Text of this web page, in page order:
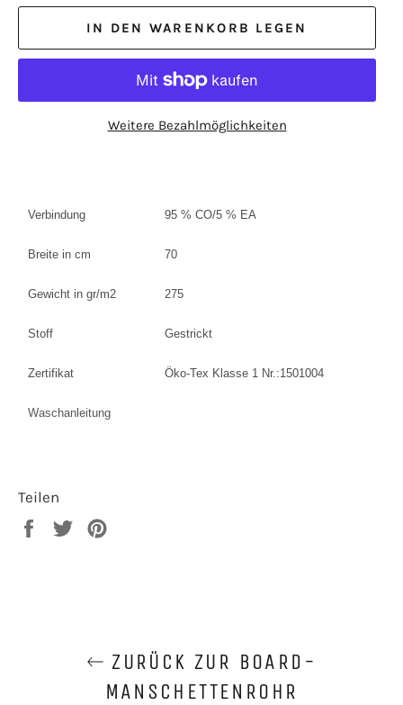
IN DEN WARENKORB LEGEN
Weitere Bezahlmöglichkeiten
Verbindung 95 % CO/5 % EA
Breite in cm 70
Gewicht in gr/m2 275
Stoff Gestrickt
Zertifikat Öko-Tex Klasse 1 Nr.:1501004
Waschanleitung
Teilen
Auf
Auf
ZURÜCK ZUR BOARD-
MANSCHETTENROHR